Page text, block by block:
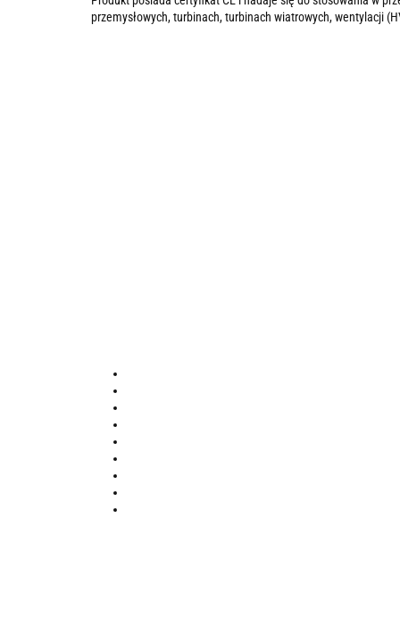
przemysłowych, turbinach, turbinach wiatrowych, wentylacji